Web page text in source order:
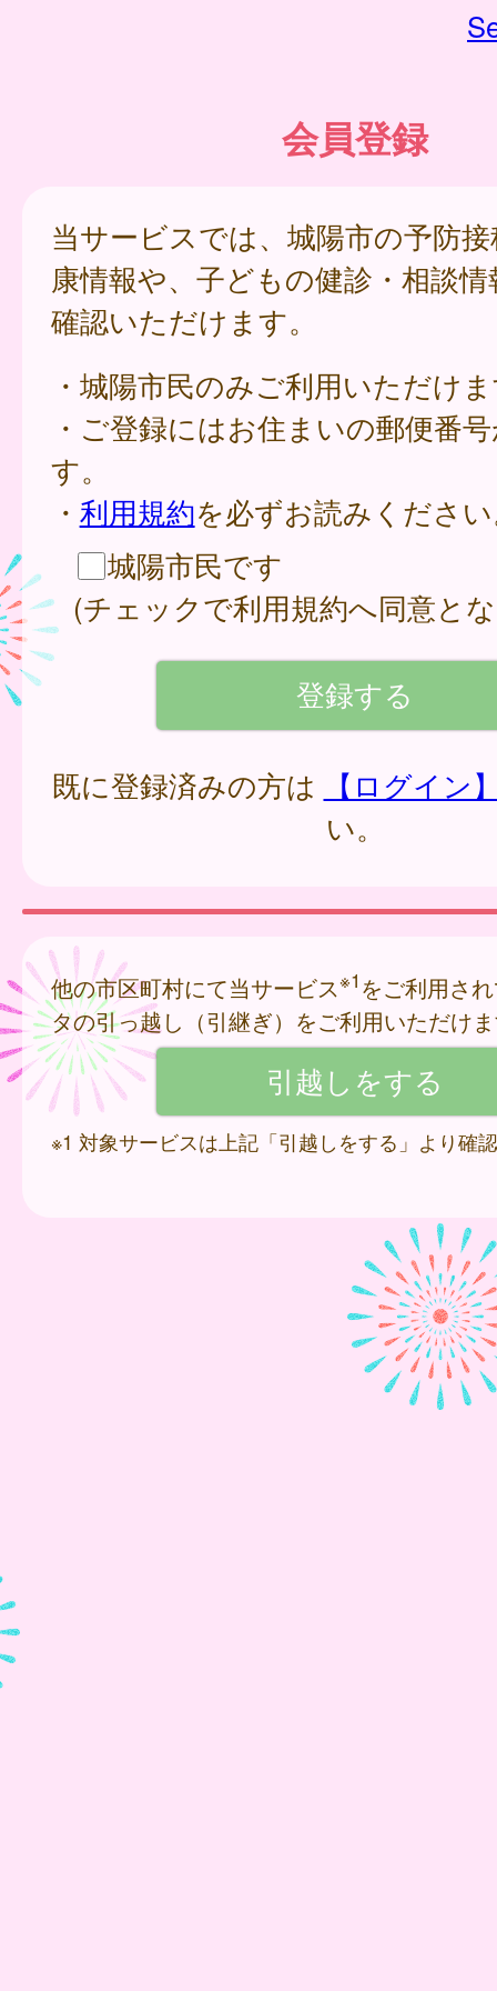
会員登録
当サービスでは、城陽市の予防
康情報や、子どもの健診・相談
確認いただけます。
・城陽市民のみご利用いただけ
・ご登録にはお住まいの郵便番
す。
・ 利用規約を必ずお読みくださ
城陽市民です
(チェックで利用規約へ同意と
既に登録済みの方は
【ログイン
い。
他の市区町村にて当サービス※1 をご利用さ
タの引っ越し（引継ぎ）をご利用いただけ
※1 対象サービスは上記「引越しをする」より確